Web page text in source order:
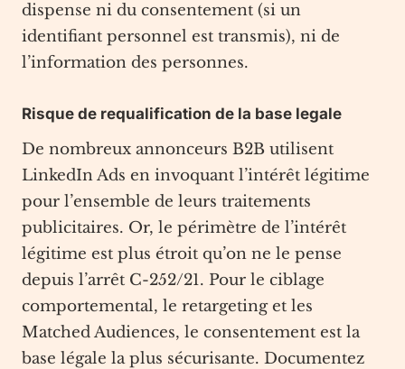
dispense ni du consentement (si un
identifiant personnel est transmis), ni de
l’information des personnes.
Risque de requalification de la base legale
De nombreux annonceurs B2B utilisent
LinkedIn Ads en invoquant l’intérêt légitime
pour l’ensemble de leurs traitements
publicitaires. Or, le périmètre de l’intérêt
légitime est plus étroit qu’on ne le pense
depuis l’arrêt C-252/21. Pour le ciblage
comportemental, le retargeting et les
Matched Audiences, le consentement est la
base légale la plus sécurisante. Documentez